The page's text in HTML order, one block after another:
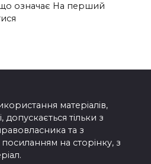
означає На перший
матеріалів,
допускається тільки з
та з
на сторінку, з